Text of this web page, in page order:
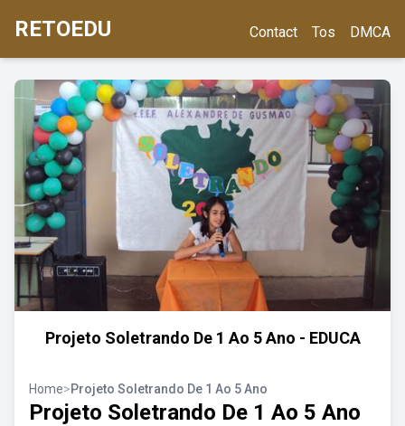
RETOEDU Contact Tos DMCA
Projeto Soletrando De 1 Ao 5 Ano - EDUCA
Home>Projeto Soletrando De 1 Ao 5 Ano
Projeto Soletrando De 1 Ao 5 Ano